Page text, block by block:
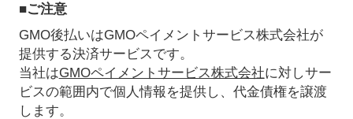
■ご注意
GMO後払いはGMOペイメントサービス株式会社が
提供する決済サービスです。
当社はGMOペイメントサービス株式会社に対しサー
ビスの範囲内で個人情報を提供し、代金債権を譲渡
します。